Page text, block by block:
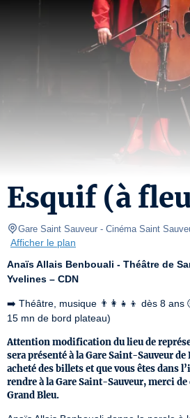
Esquif (à
Gare Saint Sauveur - Cinéma Saint
Afficher le plan
Anaïs Allais Benbouali - Théâtre de
Yvelines – CDN
➡️ Théâtre, musique 👨‍👩‍👧‍👦 dès 8 ans
15 mn de bord plateau)
Attention modification du lieu de
sera présenté à la Gare Saint-Sauveur de
acheté des billets et que vous êtes dans
rendre à la Gare Saint-Sauveur, merci
Grand Bleu.